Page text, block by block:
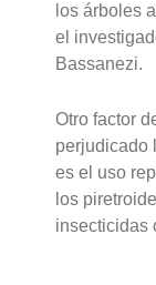
los árboles
el
Bassanezi.
Otro factor
perjudicado
es el uso
los
insecticidas